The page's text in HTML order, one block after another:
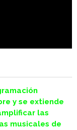
y se extiende
las
musicales de